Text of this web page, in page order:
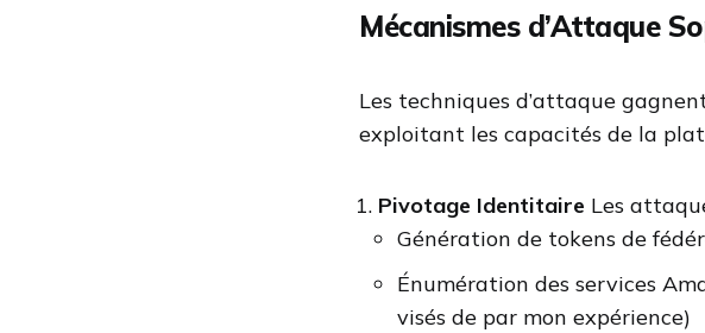
Mécanismes d’Attaque
Les techniques d’attaque
exploitant les capacités de la
Pivotage Identitaire Les
Génération de tokens de
Énumération des services
visés de par mon expérience)